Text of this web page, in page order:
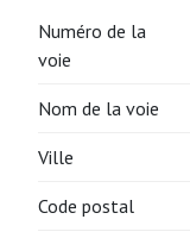
Numéro de la
voie
Nom de la voie
Ville
Code postal